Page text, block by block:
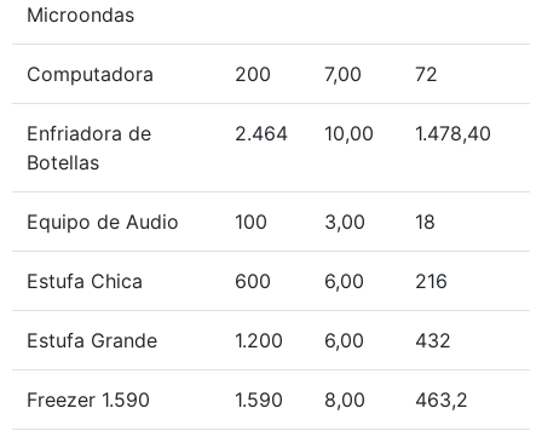
Microondas
Computadora 200 7,00 72
Enfriadora de
Botellas
2.464 10,00 1.478,40
Equipo de Audio 100 3,00 18
Estufa Chica 600 6,00 216
Estufa Grande 1.200 6,00 432
Freezer 1.590 1.590 8,00 463,2